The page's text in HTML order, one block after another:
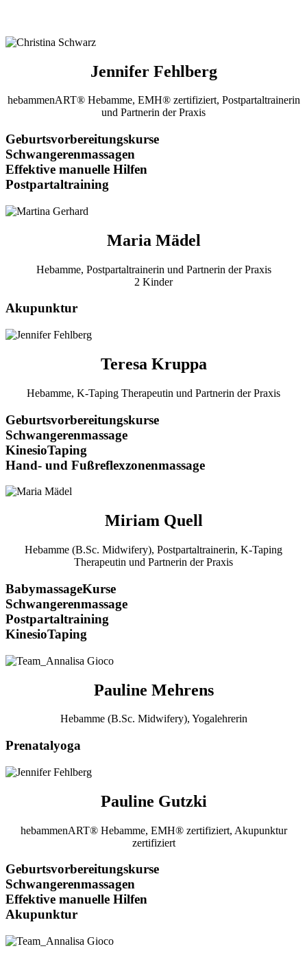
Jennifer Fehlberg
hebammenART® Hebamme, EMH® zertifiziert, Postpartaltrainerin
und Partnerin der Praxis
Geburtsvorbereitungskurse
Schwangerenmassagen
Effektive manuelle Hilfen
Postpartaltraining
Maria Mädel
Hebamme, Postpartaltrainerin und Partnerin der Praxis
2 Kinder
Akupunktur
Teresa Kruppa
Hebamme, K-Taping Therapeutin und Partnerin der Praxis
Geburtsvorbereitungskurse
Schwangerenmassage
KinesioTaping
Hand- und Fußreflexzonenmassage
Miriam Quell
Hebamme (B.Sc. Midwifery), Postpartaltrainerin, K-Taping
Therapeutin und Partnerin der Praxis
BabymassageKurse
Schwangerenmassage
Postpartaltraining
KinesioTaping
Pauline Mehrens
Hebamme (B.Sc. Midwifery), Yogalehrerin
Prenatalyoga
Pauline Gutzki
hebammenART® Hebamme, EMH® zertifiziert, Akupunktur
zertifiziert
Geburtsvorbereitungskurse
Schwangerenmassagen
Effektive manuelle Hilfen
Akupunktur